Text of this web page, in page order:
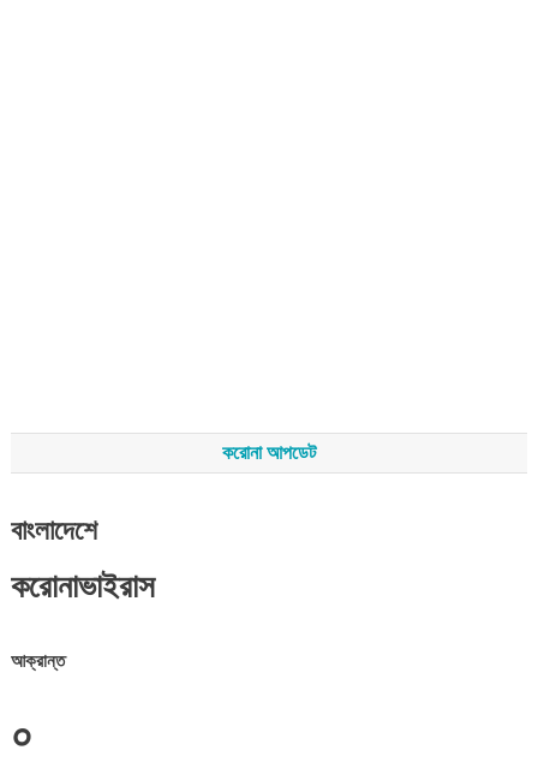
করোনা আপডেট
বাংলাদেশে
করোনাভাইরাস
আক্রান্ত
০